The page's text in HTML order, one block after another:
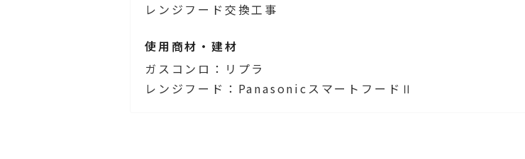
レンジフード交換工事
使用商材・建材
ガスコンロ：リプラ
レンジフード：PanasonicスマートフードⅡ